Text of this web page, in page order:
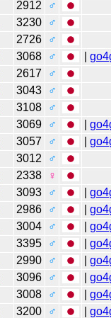
2912
♂
3230
♂
2726
♂
3068 ♂ |
2617
♂
3043
♂
3108
♂
3069 ♂ |
3057 ♂ |
3012
♂
2338
♀
3093 ♂ |
2986 ♂ |
3004 ♂ |
3395 ♂ |
2990 ♂ |
3096 ♂ |
3008 ♂ |
3200 ♂ |